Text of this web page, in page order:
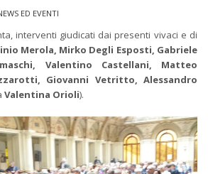
ED EVENTI
interventi giudicati dai presenti vivaci e di
Merola, Mirko Degli Esposti, Gabriele
Valentino Castellani, Matteo
Giovanni Vetritto, Alessandro
Valentina Orioli).